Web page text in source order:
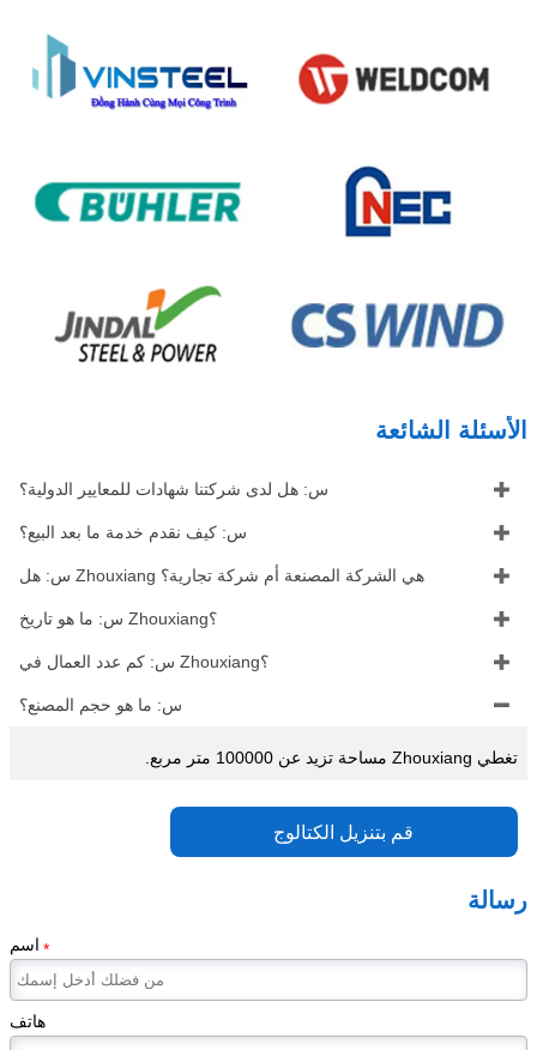
الأسئلة الشائعة
س: هل لدى شركتنا شهادات للمعايير الدولية؟ 
س: كيف نقدم خدمة ما بعد البيع؟ 
س: هل Zhouxiang هي الشركة المصنعة أم شركة تجارية؟ 
س: ما هو تاريخ Zhouxiang؟ 
س: كم عدد العمال في Zhouxiang؟ 
س: ما هو حجم المصنع؟ 
تغطي Zhouxiang مساحة تزيد عن 100000 متر مربع.
قم بتنزيل الكتالوج
رسالة
اسم *
هاتف